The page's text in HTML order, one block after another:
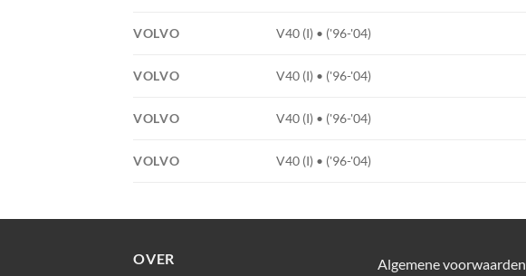
VOLVO V40 (I) • ('96-'04)
VOLVO V40 (I) • ('96-'04)
VOLVO V40 (I) • ('96-'04)
VOLVO V40 (I) • ('96-'04)
OVER Algemene voorwaarden